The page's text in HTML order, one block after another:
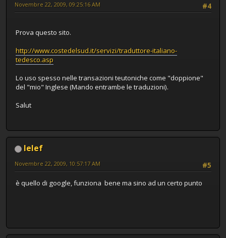
#4
Novembre 22, 2009, 09:25:16 AM
Prova questo sito.
http://www.costedelsud.it/servizi/traduttore-italiano-
tedesco.asp
Lo uso spesso nelle transazioni teutoniche come "doppione"
del "mio" Inglese (Mando entrambe le traduzioni).
Salut
lelef
#5
Novembre 22, 2009, 10:57:17 AM
è quello di google, funziona bene ma sino ad un certo punto